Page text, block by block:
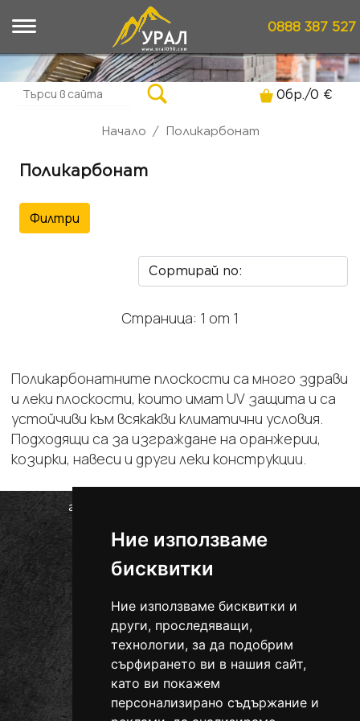
Ние използваме
бисквитки
Ние използваме бисквитки и
други, проследяващи,
технологии, за да подобрим
сърфирането ви в нашия сайт,
като ви покажем
персонализирано съдържание и
0888 387 527
0бр./0 €
Начало Поликарбонат
Поликарбонат
Филтри
Страница: 1 от 1
Поликарбонатните плоскости са много здрави
и леки плоскости, които имат UV защита и са
устойчиви към всякакви климатични условия.
Подходящи са за изграждане на оранжерии,
козирки, навеси и други леки конструкции.
гр. Провадия, ул. Цоню Тодоров 48
office@ural090.com